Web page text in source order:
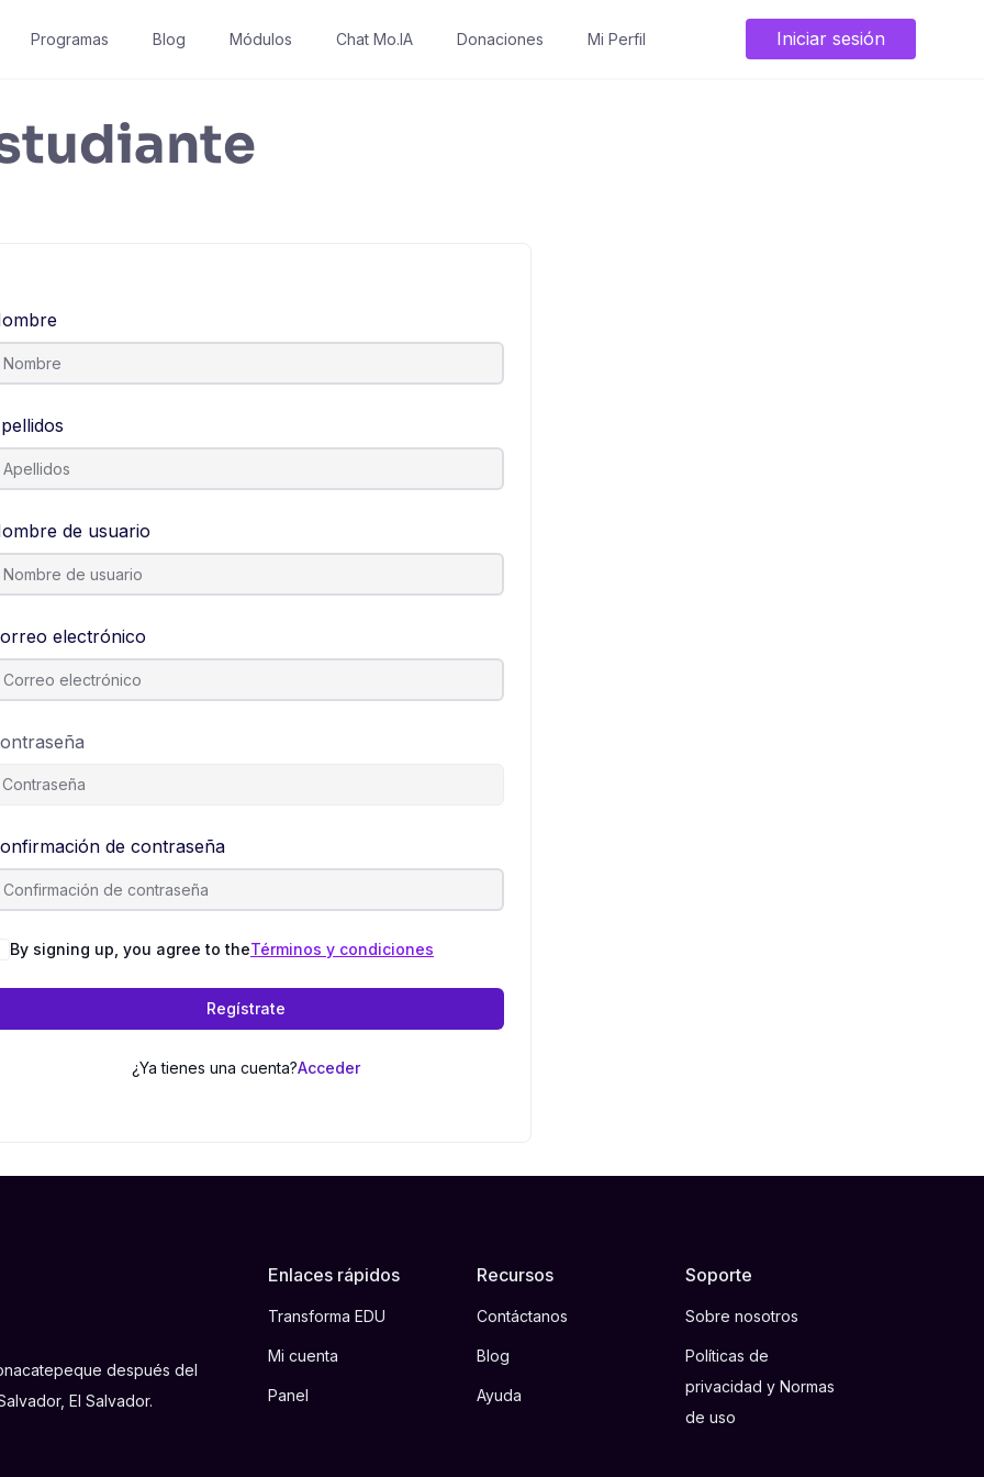
Programas Blog Módulos Chat Mo.IA Donaciones Mi Perfil Iniciar sesión
de usuario
electrónico
de contraseña
By signing up, you agree to theTérminos y condiciones
Regístrate
¿Ya tienes una cuenta?Acceder
después del
El Salvador.
Enlaces rápidos
Transforma EDU
Mi cuenta
Panel
Recursos
Contáctanos
Blog
Ayuda
Soporte
Sobre nosotros
Políticas de
privacidad y Normas
de uso